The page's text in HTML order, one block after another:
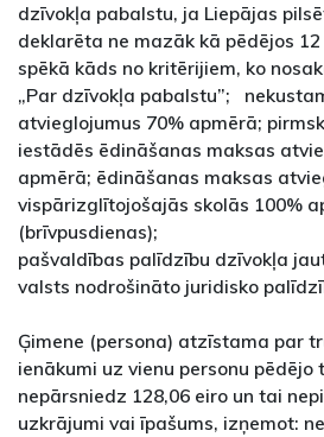
dzīvokļa pabalstu, ja Liepājas
deklarēta ne mazāk kā pēdējos
spēkā kāds no kritērijiem, ko
„Par dzīvokļa pabalstu”;
atvieglojumus 70% apmērā;
iestādēs ēdināšanas maksas
apmērā; ēdināšanas maksas
vispārizglītojošajās skolās 100%
(brīvpusdienas);
pašvaldības palīdzību dzīvokļa
valsts nodrošināto juridisko
Ģimene (persona) atzīstama par
ienākumi uz vienu personu pēdējo
nepārsniedz 128,06 eiro un tai
uzkrājumi vai īpašums, izņemot: